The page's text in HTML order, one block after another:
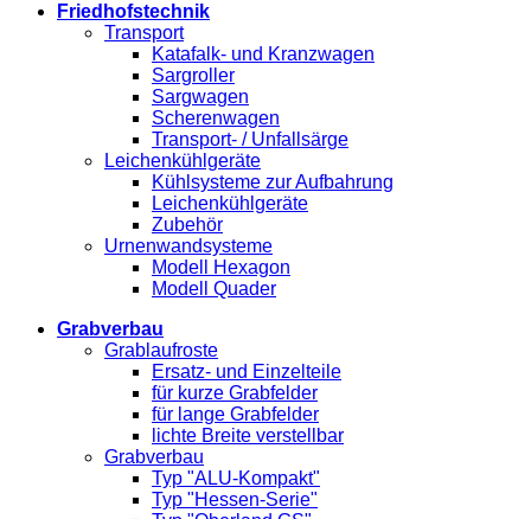
Friedhofstechnik
Transport
Katafalk- und Kranzwagen
Sargroller
Sargwagen
Scherenwagen
Transport- / Unfallsärge
Leichenkühlgeräte
Kühlsysteme zur Aufbahrung
Leichenkühlgeräte
Zubehör
Urnenwandsysteme
Modell Hexagon
Modell Quader
Grabverbau
Grablaufroste
Ersatz- und Einzelteile
für kurze Grabfelder
für lange Grabfelder
lichte Breite verstellbar
Grabverbau
Typ "ALU-Kompakt"
Typ "Hessen-Serie"